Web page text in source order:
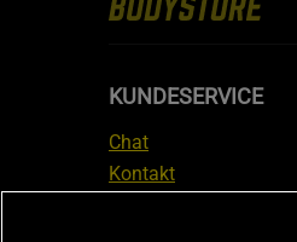
KUNDESERVICE
Chat
Kontakt